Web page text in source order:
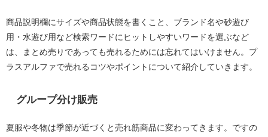
商品説明欄にサイズや商品状態を書くこと、ブランド名や砂遊び
用・水遊び用など検索ワードにヒットしやすいワードを選ぶなど
は、まとめ売りであっても売れるためには忘れてはいけません。プ
ラスアルファで売れるコツやポイントについて紹介していきます。
グループ分け販売
夏服や冬物は季節が近づくと売れ筋商品に変わってきます。ですの